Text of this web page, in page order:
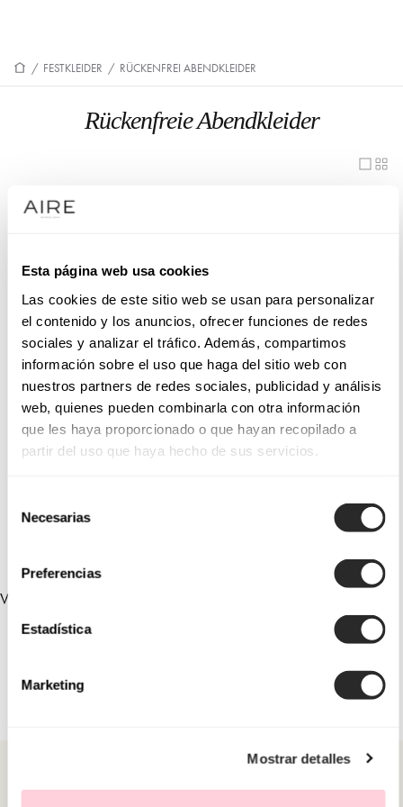
Esta página web usa cookies
Las cookies de este sitio web se usan para personalizar
el contenido y los anuncios, ofrecer funciones de redes
sociales y analizar el tráfico. Además, compartimos
información sobre el uso que haga del sitio web con
nuestros partners de redes sociales, publicidad y análisis
web, quienes pueden combinarla con otra información
que les haya proporcionado o que hayan recopilado a
partir del uso que haya hecho de sus servicios.
Necesarias
Preferencias
Estadística
Marketing
Mostrar detalles
/ FESTKLEIDER / RÜCKENFREI ABENDKLEIDER
Rückenfreie Abendkleider
1UB2
1U57
1U58
1U12
1UA6
1U55
1U40
1U42
1UA7
1U86
9U49
8U96
VERLINKTE SAMMLUNGEN